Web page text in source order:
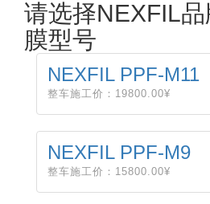
请选择NEXFIL
膜型号
NEXFIL PPF-M11
整车施工价：19800.00¥
NEXFIL PPF-M9
整车施工价：15800.00¥